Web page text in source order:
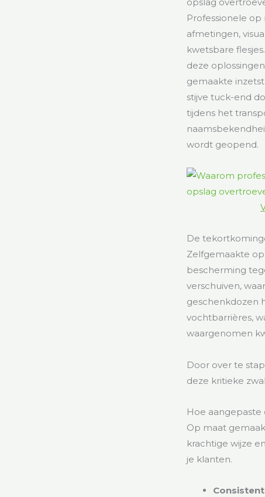
Professionele
afmetingen,
kwetsbare
deze
gemaakte
stijve tuck-end
tijdens het
wordt geopend.
De
Zelfgemaakte
bescherming
verschuiven,
geschenkdozen
vochtbarrières,
waargenomen
Door over te
deze kritieke
Hoe
Op maat
krachtige wijze
je klanten.